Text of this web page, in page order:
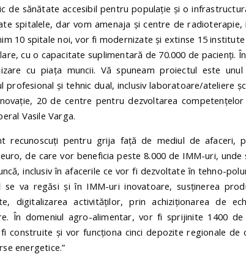
de sănătate accesibil pentru populație și o
spitalele, dar vom amenaja și centre de
10 spitale noi, vor fi modernizate și extinse 15
cu o capacitate suplimentară de 70.000 de pacienți.
cu piața muncii. Vă spuneam proiectul este
profesional și tehnic dual, inclusiv laboratoare/ateliere
20 de centre pentru dezvoltarea
Vasile Varga.
recunoscuți pentru grija față de mediul de afaceri,
de care vor beneficia peste 8.000 de IMM-uri,
inclusiv în afacerile ce vor fi dezvoltate în tehno-
se va regăsi și în IMM-uri inovatoare, susținerea
digitalizarea activităților, prin achiziționarea de
În domeniul agro-alimentar, vor fi sprijinite 1400
construite și vor funcționa cinci depozite regionale
energetice.”